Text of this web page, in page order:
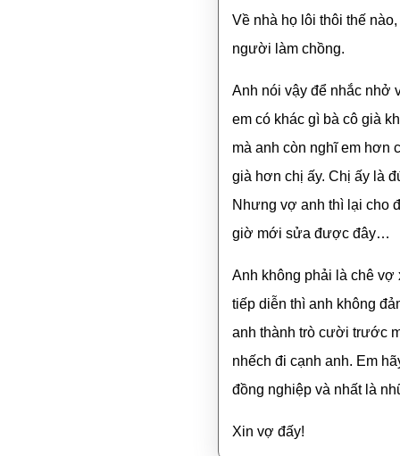
Về nhà họ lôi thôi thế
người làm chồng.
Anh nói vậy để nhắc nhở
em có khác gì bà cô già
mà anh còn nghĩ em hơn
già hơn chị ấy. Chị ấy là
Nhưng vợ anh thì lại cho
giờ mới sửa được đây…
Anh không phải là chê
tiếp diễn thì anh không
anh thành trò cười trước
nhếch đi cạnh anh. Em
đồng nghiệp và nhất là
Xin vợ đấy!